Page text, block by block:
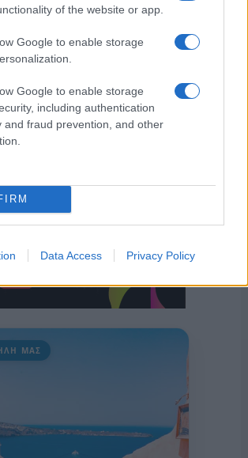
of the website or app.
Google to enable storage
Google to enable storage
including authentication
and fraud prevention, and other
Data Access Privacy Policy
ΜΑΣ